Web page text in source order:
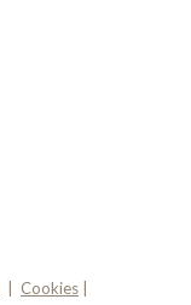
Cookies